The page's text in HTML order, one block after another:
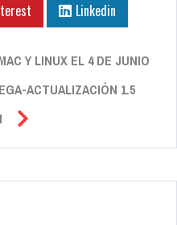
Linkedin
Y LINUX EL 4 DE JUNIO
ACTUALIZACIÓN 1.5